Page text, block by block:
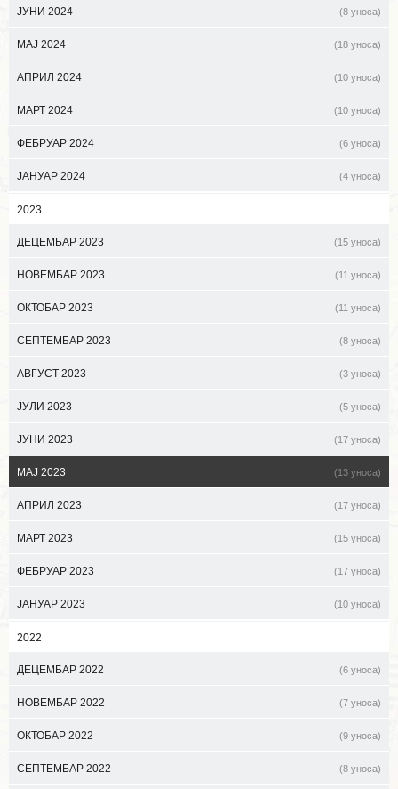
ЈУНИ 2024 (8 уноса)
МАЈ 2024 (18 уноса)
АПРИЛ 2024 (10 уноса)
МАРТ 2024 (10 уноса)
ФЕБРУАР 2024 (6 уноса)
ЈАНУАР 2024 (4 уноса)
2023
ДЕЦЕМБАР 2023 (15 уноса)
НОВЕМБАР 2023 (11 уноса)
ОКТОБАР 2023 (11 уноса)
СЕПТЕМБАР 2023 (8 уноса)
АВГУСТ 2023 (3 уноса)
ЈУЛИ 2023 (5 уноса)
ЈУНИ 2023 (17 уноса)
МАЈ 2023 (13 уноса)
АПРИЛ 2023 (17 уноса)
МАРТ 2023 (15 уноса)
ФЕБРУАР 2023 (17 уноса)
ЈАНУАР 2023 (10 уноса)
2022
ДЕЦЕМБАР 2022 (6 уноса)
НОВЕМБАР 2022 (7 уноса)
ОКТОБАР 2022 (9 уноса)
СЕПТЕМБАР 2022 (8 уноса)